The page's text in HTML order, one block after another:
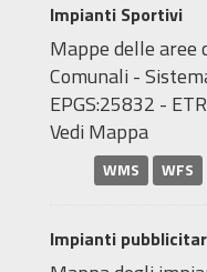
Impianti Sportivi
Mappe delle
Comunali -
EPGS:25832 -
Vedi Mappa
WMS WFS
Impianti